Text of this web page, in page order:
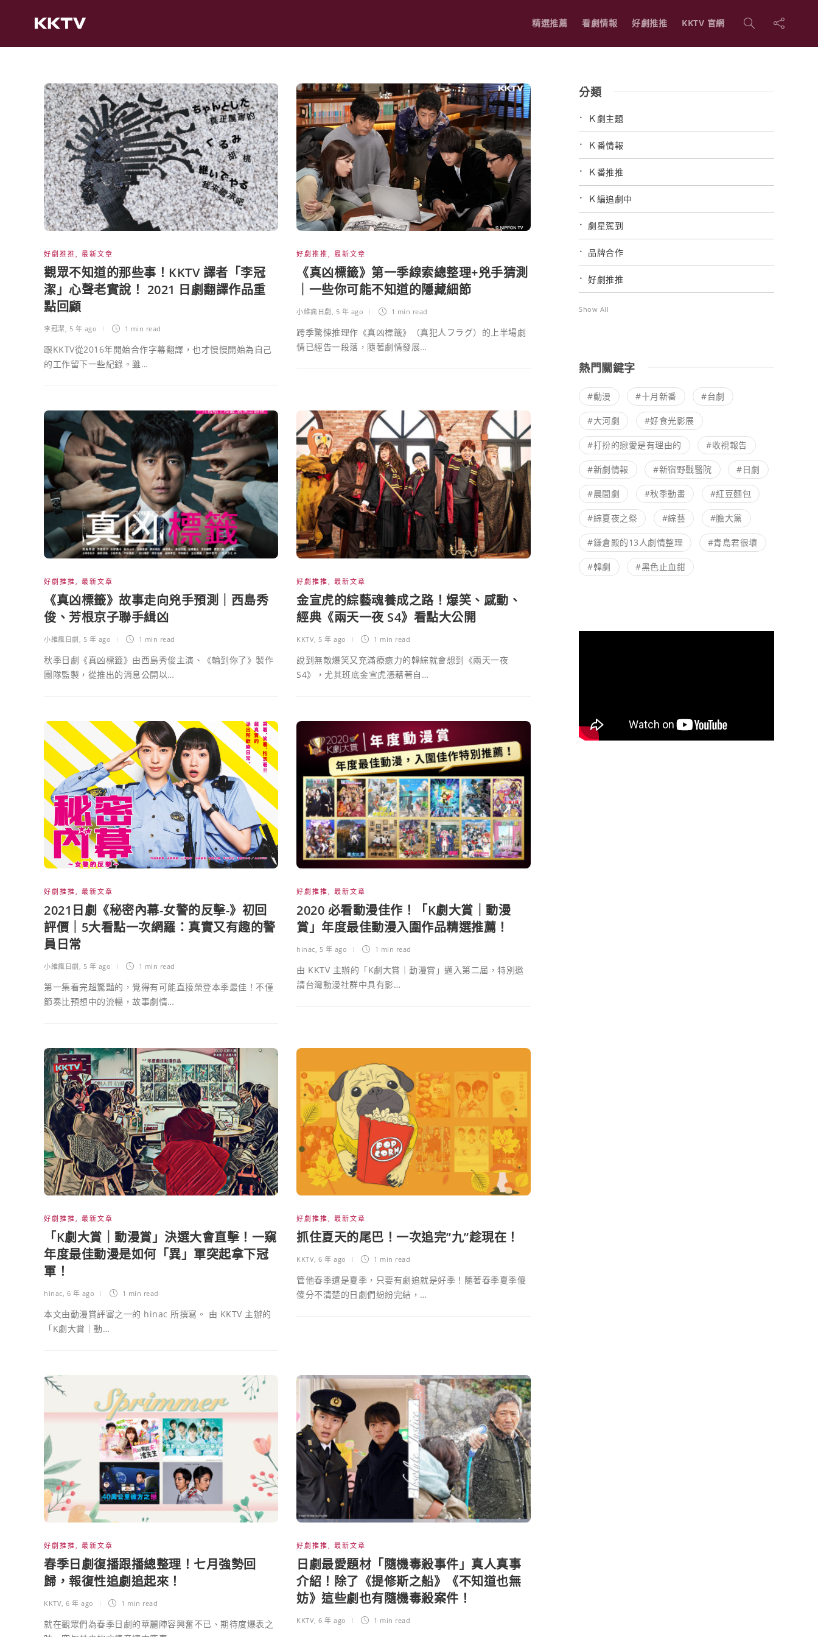
精選推薦 看劇情報 好劇推推 KKTV 官網
好劇推推, 最新文章
觀眾不知道的那些事！KKTV 譯者「李冠
潔」心聲老實說！ 2021 日劇翻譯作品重
點回顧
李冠潔 , 5 年 ago 1 min read
跟KKTV從2016年開始合作字幕翻譯，也才慢慢開始為自己
的工作留下一些紀錄。雖…
好劇推推,最新文章
《真凶標籤》第一季線索總整理+兇手猜測
｜一些你可能不知道的隱藏細節
小維瘋日劇 , 5 年 ago 1 min read
跨季驚悚推理作《真凶標籤》（真犯人フラグ）的上半場劇
情已經告一段落，隨著劇情發展…
好劇推推 最新文章
《真凶標籤》故事走向兇手預測｜西島秀
俊、芳根京子聯手緝凶
小維瘋日劇 5 年 ago 1 min read
秋季日劇《真凶標籤》由西島秀俊主演、《輪到你了》製作
團隊監製，從推出的消息公開以…
好劇推推 ,最新文章
金宣虎的綜藝魂養成之路！爆笑、感動、
經典《兩天一夜 S4》看點大公開
KKTV 5 年 ago 1 min read
說到無敵爆笑又充滿療癒力的韓綜就會想到《兩天一夜
S4》，尤其班底金宣虎憑藉著自…
好劇推推 最新文章
2021日劇《秘密內幕-女警的反擊-》初回
評價｜5大看點一次網羅：真實又有趣的警
員日常
小維瘋日劇 5 年 ago 1 min read
第一集看完超驚豔的，覺得有可能直接榮登本季最佳！不僅
節奏比預想中的流暢，故事劇情…
好劇推推 ,最新文章
2020 必看動漫佳作！「K劇大賞｜動漫
賞」年度最佳動漫入圍作品精選推薦！
hinac 5 年 ago 1 min read
由 KKTV 主辦的「K劇大賞｜動漫賞」邁入第二屆，特別邀
請台灣動漫社群中具有影…
好劇推推, 最新文章
「K劇大賞｜動漫賞」決選大會直擊！一窺
年度最佳動漫是如何「異」軍突起拿下冠
軍！
hinac, 6 年 ago 1 min read
本文由動漫賞評審之一的 hinac 所撰寫。 由 KKTV 主辦的
「K劇大賞｜動…
好劇推推,最新文章
抓住夏天的尾巴！一次追完”九”趁現在！
KKTV,6 年 ago 1 min read
管他春季還是夏季，只要有劇追就是好季！隨著春季夏季傻
傻分不清楚的日劇們紛紛完結，…
好劇推推, 最新文章
春季日劇復播跟播總整理！七月強勢回
歸，報復性追劇追起來！
KKTV, 6 年 ago 1 min read
就在觀眾們為春季日劇的華麗陣容興奮不已、期待度爆表之
好劇推推,最新文章
日劇最愛題材「隨機毒殺事件」真人真事
介紹！除了《提修斯之船》《不知道也無
妨》這些劇也有隨機毒殺案件！
KKTV,6 年 ago 1 min read
分類
Ｋ劇主題
Ｋ番情報
Ｋ番推推
Ｋ編追劇中
劇星駕到
品牌合作
好劇推推
Show All
熱門關鍵字
#動漫 #十月新番 #台劇
#大河劇 #好食光影展
#打扮的戀愛是有理由的 #收視報告
#新劇情報 #新宿野戰醫院 #日劇
#晨間劇 #秋季動畫 #紅豆麵包
#綜夏夜之祭 #綜藝 #膽大黨
#鎌倉殿的13人劇情整理 #青島君很壞
#韓劇 #黑色止血鉗